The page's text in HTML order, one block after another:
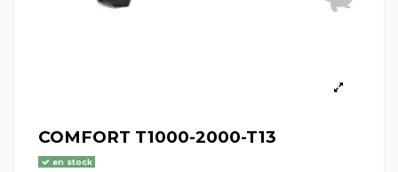
COMFORT T1000-2000-T13
en stock